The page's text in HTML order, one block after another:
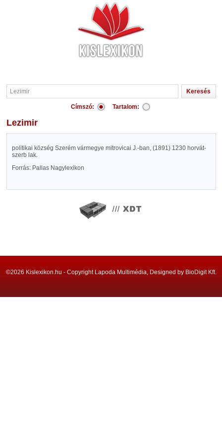
Címszó: Tartalom:
Lezimir
politikai község Szerém vármegye mitrovicai J.-ban, (1891) 1230 horvát-
szerb lak.
Forrás: Pallas Nagylexikon
©2026 Kislexikon.hu - Copyright Lapoda Multimédia, Designed by BioDigit Kft.